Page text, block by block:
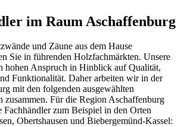
im Raum Aschaffenburg
und Zäune aus dem Hause
Sie in führenden Holzfachmärkten. Unsere
hohen Anspruch in Hinblick auf Qualität,
Funktionalität. Daher arbeiten wir in der
mit den folgenden ausgewählten
zusammen. Für die Region Aschaffenburg
Fachhändler zum Beispiel in den Orten
Obertshausen und Biebergemünd-Kassel: